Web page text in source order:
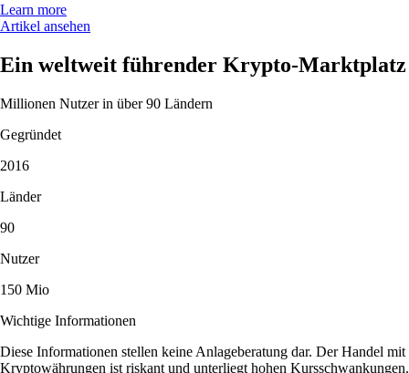
Learn more
Artikel ansehen
Ein weltweit führender Krypto-Marktplatz
Millionen Nutzer in über 90 Ländern
Gegründet
2016
Länder
90
Nutzer
150 Mio
Wichtige Informationen
Diese Informationen stellen keine Anlageberatung dar. Der Handel mit
Kryptowährungen ist riskant und unterliegt hohen Kursschwankungen.